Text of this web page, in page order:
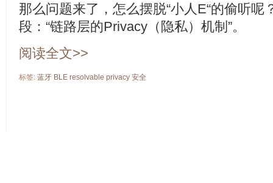
那么问题来了，怎么摆脱“小人E“的偷听呢
段：“链路层的Privacy（隐私）机制”。
阅读全文>>
标签: 蓝牙 BLE resolvable privacy 安全